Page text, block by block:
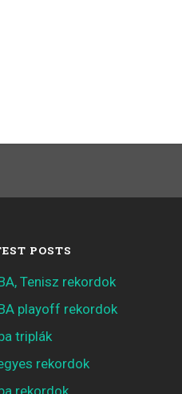
POSTS
Tenisz rekordok
playoff rekordok
triplák
rekordok